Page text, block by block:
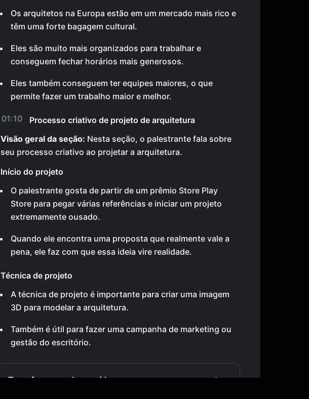
Os arquitetos na Europa estão em um mercado mais rico e
têm uma forte bagagem cultural.
Eles são muito mais organizados para trabalhar e
conseguem fechar horários mais generosos.
Eles também conseguem ter equipes maiores, o que
permite fazer um trabalho maior e melhor.
01:10
Processo criativo de projeto de arquitetura
Visão geral da seção: Nesta seção, o palestrante fala sobre
seu processo criativo ao projetar a arquitetura.
Início do projeto
O palestrante gosta de partir de um prêmio Store Play
Store para pegar várias referências e iniciar um projeto
extremamente ousado.
Quando ele encontra uma proposta que realmente vale a
pena, ele faz com que essa ideia vire realidade.
Técnica de projeto
A técnica de projeto é importante para criar uma imagem
3D para modelar a arquitetura.
Também é útil para fazer uma campanha de marketing ou
gestão do escritório.
Transforme qualquer vídeo em um resumo como este